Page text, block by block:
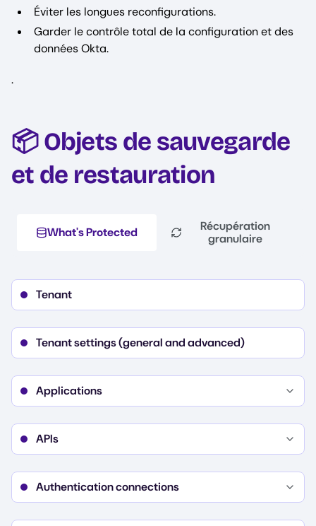
Éviter les longues reconfigurations.
Garder le contrôle total de la configuration et des
données Okta.
.
📦 Objets de sauvegarde
et de restauration
What's Protected
Récupération
granulaire
Tenant
Tenant settings (general and advanced)
Applications
Credentials
Connections
Organizations
APIs
APIs
Permissions
Authentication connections